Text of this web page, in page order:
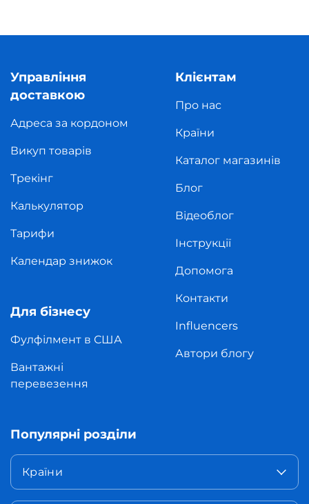
Управління
доставкою
Адреса за кордоном
Викуп товарів
Трекінг
Калькулятор
Тарифи
Календар знижок
Для бізнесу
Фулфілмент в США
Вантажні
перевезення
Клієнтам
Про нас
Країни
Каталог магазинів
Блог
Відеоблог
Інструкції
Допомога
Контакти
Influencers
Автори блогу
Популярні розділи
Країни